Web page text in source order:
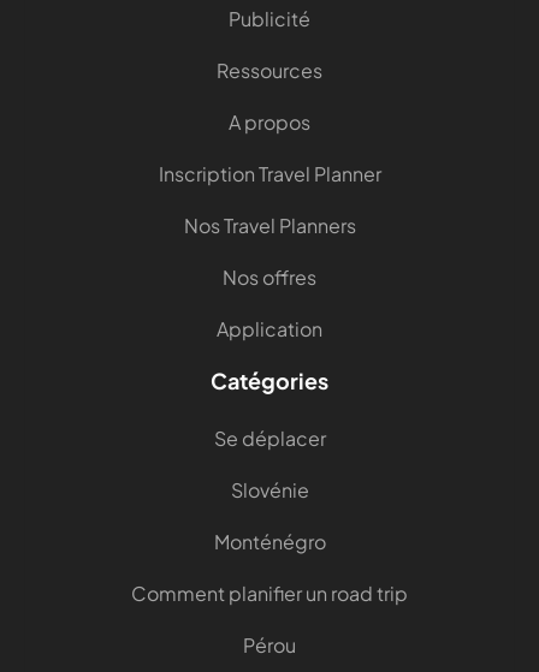
Publicité
Ressources
A propos
Inscription Travel Planner
Nos Travel Planners
Nos offres
Application
Catégories
Se déplacer
Slovénie
Monténégro
Comment planifier un road trip
Pérou